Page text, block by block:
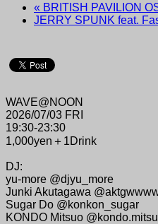
« BRITISH PAVILION
JERRY SPUNK feat.
WAVE@NOON
2026/07/03 FRI
19:30-23:30
1,000yen＋1Drink
DJ:
yu-more @djyu_more
Junki Akutagawa
Sugar Do @konkon_sugar
KONDO Mitsuo